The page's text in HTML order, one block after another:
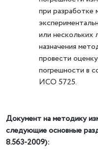
при разработке
или нескольких
назначения
провести
погрешности в
ИСО 5725.
Документ на методику
следующие основные
8.563-2009):